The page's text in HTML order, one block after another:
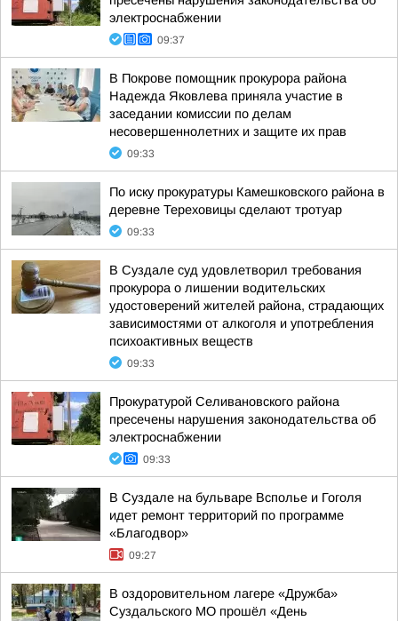
электроснабжении
09:37
В Покрове помощник прокурора района
Надежда Яковлева приняла участие в
заседании комиссии по делам
несовершеннолетних и защите их прав
09:33
По иску прокуратуры Камешковского района в
деревне Тереховицы сделают тротуар
09:33
В Суздале суд удовлетворил требования
прокурора о лишении водительских
удостоверений жителей района, страдающих
зависимостями от алкоголя и употребления
психоактивных веществ
09:33
Прокуратурой Селивановского района
пресечены нарушения законодательства об
электроснабжении
09:33
В Суздале на бульваре Всполье и Гоголя
идет ремонт территорий по программе
«Благодвор»
09:27
В оздоровительном лагере «Дружба»
Суздальского МО прошёл «День